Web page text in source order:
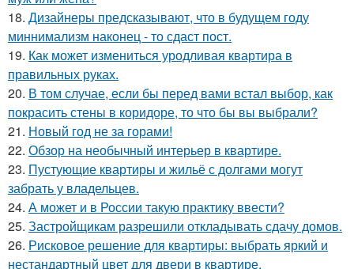
18. Дизайнеры предсказывают, что в будущем году
миннимализм наконец - то сдаст пост.
19. Как может измениться уродливая квартира в
правильных руках.
20. В том случае, если бы перед вами встал выбор, как
покрасить стены в коридоре, то что бы вы выбрали?
21. Новый год не за горами!
22. Обзор на необычный интерьер в квартире.
23. Пустующие квартиры и жильё с долгами могут
забрать у владельцев.
24. А может и в России такую практику ввести?
25. Застройщикам разрешили откладывать сдачу домов.
26. Рисковое решение для квартиры: выбрать яркий и
нестандартный цвет для двери в квартире.